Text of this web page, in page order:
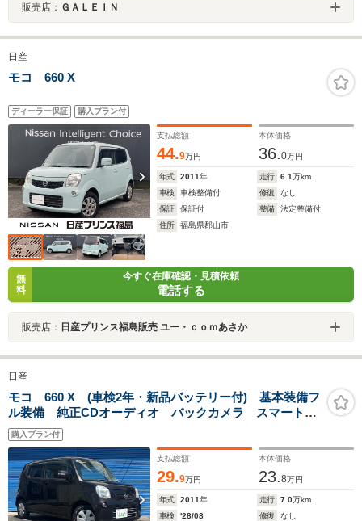
販売店： ＧＡＬＥＩＮ
日産
モコ 660 X
ディーラー保証 購入プラン付
支払総額
44.9万円
本体価格
36.0万円
年式 2011年 走行 6.1万km
車検
車検整備付 修復
なし
保証
保証付 整備
法定整備付
住所
福島県郡山市
無
料
今すぐ在庫確認・見積依頼
電話する
販売店： 日産プリンス福島販売 ユー・ｃｏｍあさか
日産
モコ 660 X (車検2年・新品バッテリー付) 基本装備フ
ル装備 純正CDオーディオ バックカメラ スマートキ
ー 電格ミラー インパネCVT ハロゲン ABS 純正
13インチホイール タイミングチェーンエンジン
購入プラン付
支払総額
29.9万円
本体価格
23.8万円
年式 2011年 走行 7.0万km
車検
'28/08 修復
なし